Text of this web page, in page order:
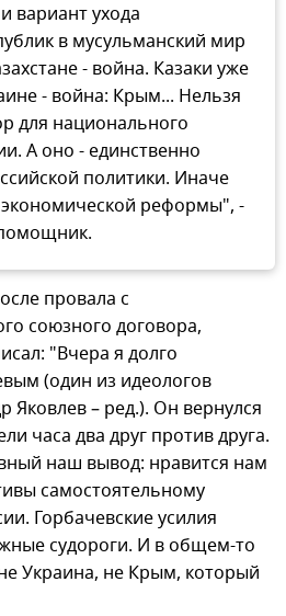
вариант ухода
в мусульманский мир
- война. Казаки уже
- война: Крым... Нельзя
для национального
А оно - единственно
политики. Иначе
реформы", -
провала с
союзного договора,
"Вчера я долго
(один из идеологов
Яковлев – ред.). Он вернулся
часа два друг против друга.
наш вывод: нравится нам
самостоятельному
Горбачевские усилия
судороги. И в общем-то
Украина, не Крым, который